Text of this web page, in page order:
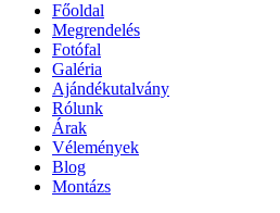
Főoldal
Megrendelés
Fotófal
Galéria
Ajándékutalvány
Rólunk
Árak
Vélemények
Blog
Montázs